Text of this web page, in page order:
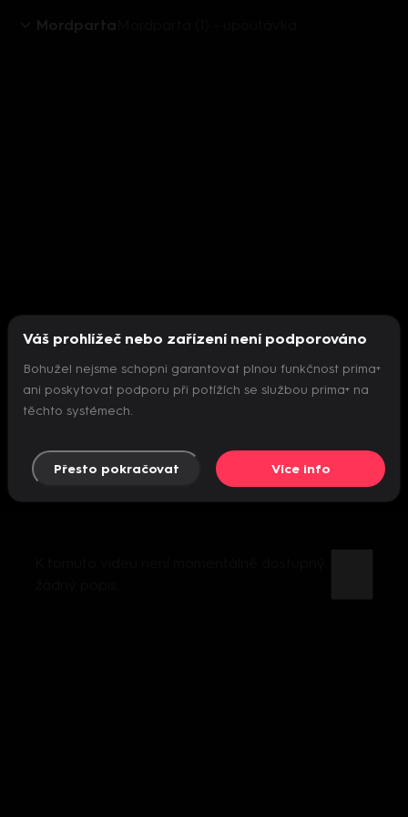
Mordparta
Nepodařilo se inicializovat přehrávač
Váš prohlížeč nebo zařízení není podporováno
Bohužel nejsme schopni garantovat plnou funkčnost prima+
ani poskytovat podporu při potížích se službou prima+ na
těchto systémech.
Přesto pokračovat Více info